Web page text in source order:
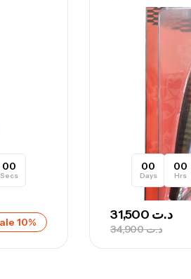
Sunset Secret Cove 450 Cm 100
G
Sunset Secret Cove 420 Cm 100
G
00
Secs
10%
00
Days
00
Hrs
د.ت34,900
د.ت